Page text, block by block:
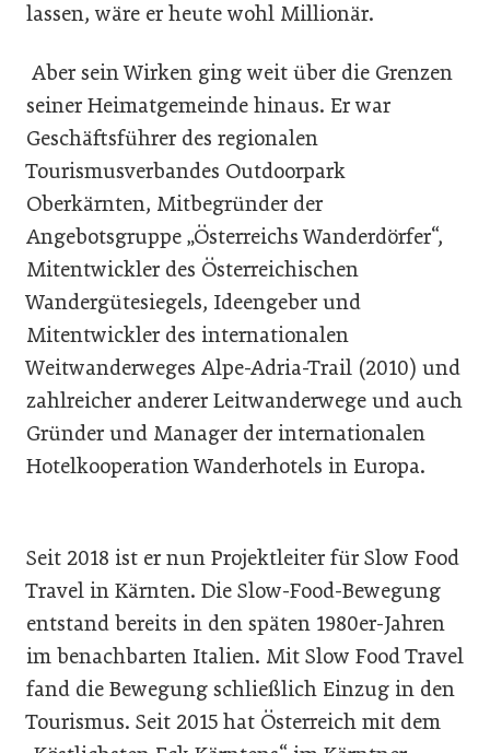
lassen, wäre er heute wohl Millionär.
Aber sein Wirken ging weit über die Grenzen
seiner Heimatgemeinde hinaus. Er war
Geschäftsführer des regionalen
Tourismusverbandes Outdoorpark
Oberkärnten, Mitbegründer der
Angebotsgruppe „Österreichs Wanderdörfer“,
Mitentwickler des Österreichischen
Wandergütesiegels, Ideengeber und
Mitentwickler des internationalen
Weitwanderweges Alpe-Adria-Trail (2010) und
zahlreicher anderer Leitwanderwege und auch
Gründer und Manager der internationalen
Hotelkooperation Wanderhotels in Europa.
Seit 2018 ist er nun Projektleiter für Slow Food
Travel in Kärnten. Die Slow-Food-Bewegung
entstand bereits in den späten 1980er-Jahren
im benachbarten Italien. Mit Slow Food Travel
fand die Bewegung schließlich Einzug in den
Tourismus. Seit 2015 hat Österreich mit dem